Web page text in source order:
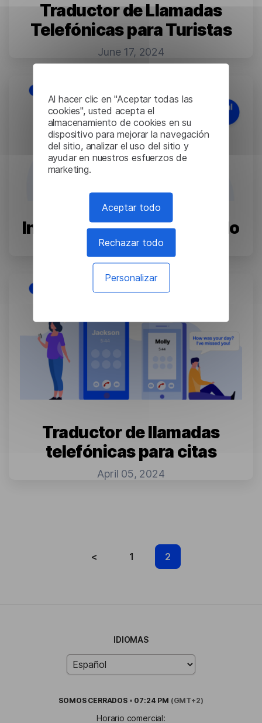
Al hacer clic en "Aceptar todas las
cookies", usted acepta el
almacenamiento de cookies en su
dispositivo para mejorar la navegación
del sitio, analizar el uso del sitio y
ayudar en nuestros esfuerzos de
marketing.
Aceptar todo
Rechazar todo
Personalizar
Traductor de Llamadas
Telefónicas para Turistas
June 17, 2024
Inglés Técnico Simplificado
April 30, 2024
Traductor de llamadas
telefónicas para citas
April 05, 2024
< 1 2
IDIOMAS
SOMOS CERRADOS • 07:24 PM (GMT+2)
Horario comercial: